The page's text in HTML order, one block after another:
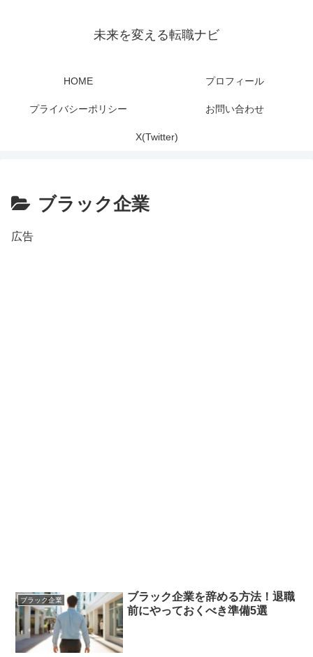
未来を変える転職ナビ
HOME プロフィール
プライバシーポリシー お問い合わせ
X(Twitter)
ブラック企業
広告
ブラック企業
ブラック企業を辞める方法！退職
前にやっておくべき準備5選